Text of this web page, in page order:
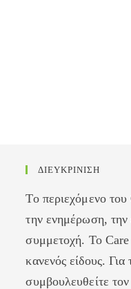
ΔΙΕΥΚΡΙΝΙΣΗ
Το περιεχόμενο
την ενημέρωση, την
συμμετοχή. Το Care
κανενός είδους.
συμβουλευθείτε